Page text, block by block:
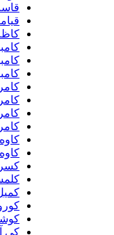
قاسم و
قیامت باند
کاظم
کامبیز
کامبیز
کامبیز
کامران
کامران
کامران
کامروز
کاوه آفاق
کاوه ایرانی
کسری
کلمست
کمیل
کوروش
کوشا
کی آرش